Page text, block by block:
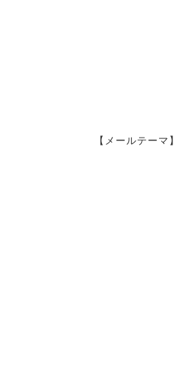
【メールテーマ】